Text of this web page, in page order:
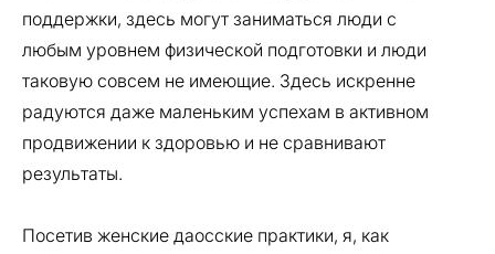
поддержки, здесь могут заниматься люди с
любым уровнем физической подготовки и люди
таковую совсем не имеющие. Здесь искренне
радуются даже маленьким успехам в активном
продвижении к здоровью и не сравнивают
результаты.
Посетив женские даосские практики, я, как